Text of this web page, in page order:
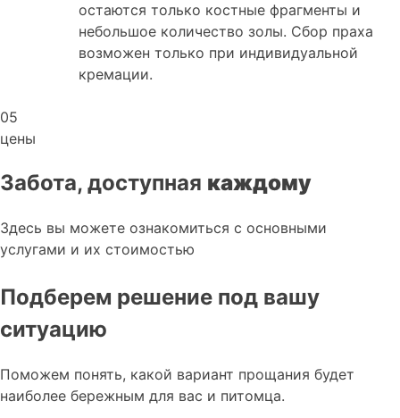
остаются только костные фрагменты и
небольшое количество золы. Сбор праха
возможен только при индивидуальной
кремации.
05
цены
Забота, доступная каждому
Здесь вы можете ознакомиться с основными
услугами и их стоимостью
Подберем решение под вашу
ситуацию
Поможем понять, какой вариант прощания будет
наиболее бережным для вас и питомца.